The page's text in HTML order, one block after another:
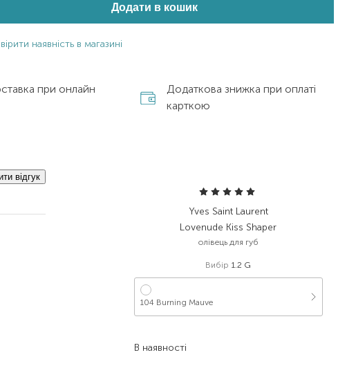
Додати в кошик
наявність в магазині
при онлайн
Додаткова знижка при оплаті
карткою
відгук
Yves Saint Laurent
Lovenude Kiss Shaper
олівець для губ
Вибір 1.2 G
104 Burning Mauve
В наявності